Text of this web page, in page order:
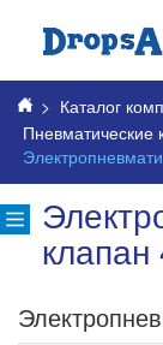
> Каталог
Пневматические